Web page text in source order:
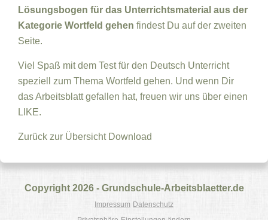
Lösungsbogen für das Unterrichtsmaterial aus der
Kategorie Wortfeld gehen findest Du auf der zweiten
Seite.
Viel Spaß mit dem Test für den Deutsch Unterricht
speziell zum Thema Wortfeld gehen. Und wenn Dir
das Arbeitsblatt gefallen hat, freuen wir uns über einen
LIKE.
Zurück zur Übersicht Download
Copyright 2026 - Grundschule-Arbeitsblaetter.de
Impressum Datenschutz